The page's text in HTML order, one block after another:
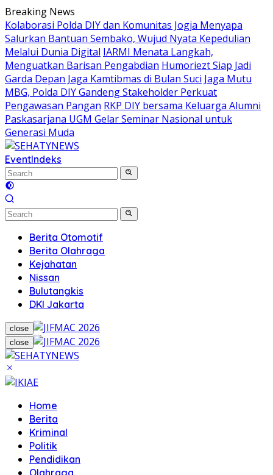
Skip
to
content
Breaking News
Kolaborasi Polda DIY dan Komunitas Jogja Menyapa
Salurkan Bantuan Sembako, Wujud Nyata Kepedulian
Melalui Dunia Digital IARMI Menata Langkah,
Menguatkan Barisan Pengabdian Humoriezt Siap Jadi
Garda Depan Jaga Kamtibmas di Bulan Suci Jaga Mutu
MBG, Polda DIY Gandeng Stakeholder Perkuat
Pengawasan Pangan RKP DIY bersama Keluarga Alumni
Paskasarjana UGM Gelar Seminar Nasional untuk
Generasi Muda
EventIndeks
Berita Otomotif
Berita Olahraga
Kejahatan
Nissan
Bulutangkis
DKI Jakarta
close
close
Home
Berita
Kriminal
Politik
Pendidikan
Olahraga